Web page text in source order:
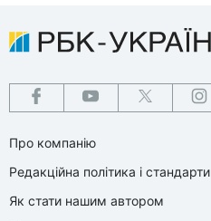
Про компанію
Редакційна політика і стандарти
Як стати нашим автором